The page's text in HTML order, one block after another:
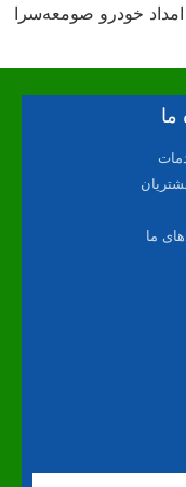
خودرو صومعه‌سرا
ما
ما